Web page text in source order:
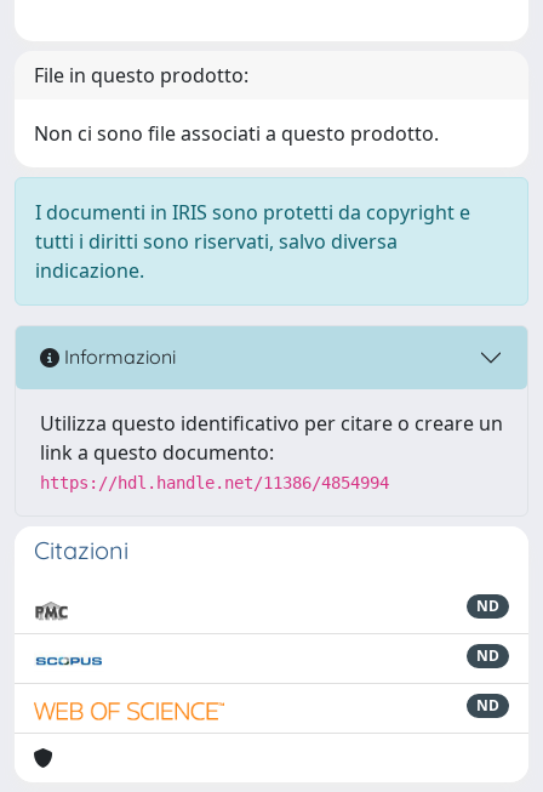
File in questo prodotto:
Non ci sono file associati a questo prodotto.
I documenti in IRIS sono protetti da copyright e
tutti i diritti sono riservati, salvo diversa
indicazione.
Informazioni
Utilizza questo identificativo per citare o creare un
link a questo documento:
https://hdl.handle.net/11386/4854994
Citazioni
ND
ND
ND